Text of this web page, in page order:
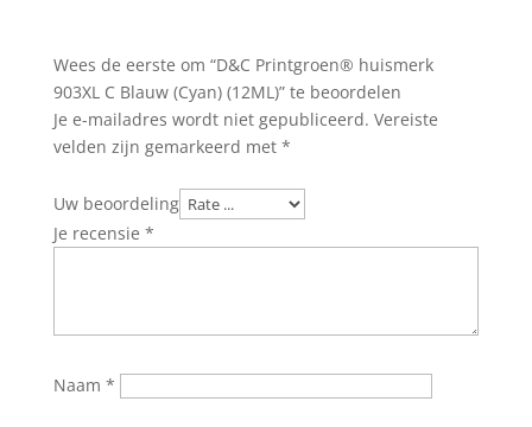
Wees de eerste om “D&C Printgroen® huismerk
903XL C Blauw (Cyan) (12ML)” te beoordelen
Je e-mailadres wordt niet gepubliceerd. Vereiste
velden zijn gemarkeerd met *
Uw beoordeling
Je recensie *
Naam *